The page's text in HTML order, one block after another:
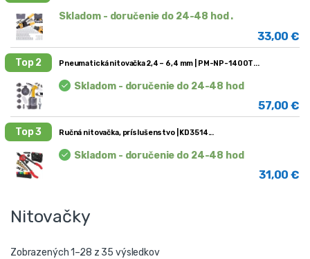
33,00€
Skladom - doručenie do 24-48 hod .
Top 2 Pneumatická nitovačka 2,4 – 6,4 mm | PM-NP-1400T
57,00€
Skladom - doručenie do 24-48 hod
Top 3 Ručná nitovačka, príslušenstvo | KD3514
31,00€
Skladom - doručenie do 24-48 hod
Nitovačky
Zobrazených 1–35 z 35 výsledkov